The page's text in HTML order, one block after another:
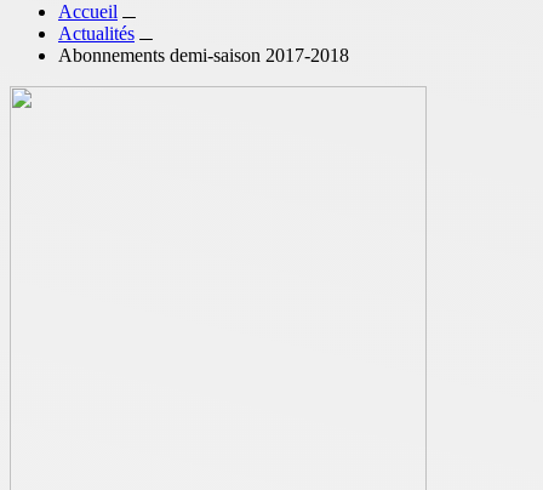
Accueil
Actualités
Abonnements demi-saison 2017-2018